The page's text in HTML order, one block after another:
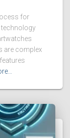
for
technology
are complex